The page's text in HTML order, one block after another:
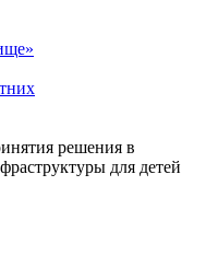
решения в
для детей